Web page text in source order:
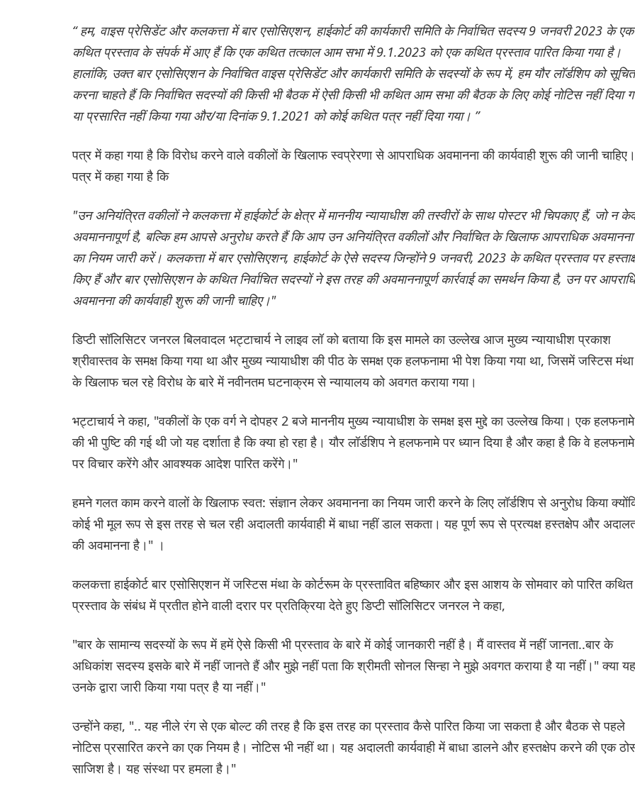
“ हम, वाइस प्रेसिडेंट और कलकत्ता में बार एसोसिएशन, हाईकोर्ट की कार्यकारी समिति के निर्वाचित सदस्य 9 जनवरी 2023 के एक
कथित प्रस्ताव के संपर्क में आए हैं कि एक कथित तत्काल आम सभा में 9.1.2023 को एक कथित प्रस्ताव पारित किया गया है।
हालांकि, उक्त बार एसोसिएशन के निर्वाचित वाइस प्रेसिडेंट और कार्यकारी समिति के सदस्यों के रूप में, हम यौर लॉर्डशिप को सूचित
करना चाहते हैं कि निर्वाचित सदस्यों की किसी भी बैठक में ऐसी किसी भी कथित आम सभा की बैठक के लिए कोई नोटिस नहीं दिया
या प्रसारित नहीं किया गया और/या दिनांक 9.1.2021 को कोई कथित पत्र नहीं दिया गया। ”
पत्र में कहा गया है कि विरोध करने वाले वकीलों के खिलाफ स्वप्रेरणा से आपराधिक अवमानना ​​की कार्यवाही शुरू की जानी चाहिए।
पत्र में कहा गया है कि
"उन अनियंत्रित वकीलों ने कलकत्ता में हाईकोर्ट के क्षेत्र में माननीय न्यायाधीश की तस्वीरों के साथ पोस्टर भी चिपकाए हैं, जो न
अवमाननापूर्ण है, बल्कि हम आपसे अनुरोध करते हैं कि आप उन अनियंत्रित वकीलों और निर्वाचित के खिलाफ आपराधिक अवमानना ​​​​
का नियम जारी करें। कलकत्ता में बार एसोसिएशन, हाईकोर्ट के ऐसे सदस्य जिन्होंने 9 जनवरी, 2023 के कथित प्रस्ताव पर
किए हैं और बार एसोसिएशन के कथित निर्वाचित सदस्यों ने इस तरह की अवमाननापूर्ण कार्रवाई का समर्थन किया है, उन पर
अवमानना ​​की कार्यवाही शुरू की जानी चाहिए।"
डिप्टी सॉलिसिटर जनरल बिलवादल भट्टाचार्य ने लाइव लॉ को बताया कि इस मामले का उल्लेख आज मुख्य न्यायाधीश प्रकाश
श्रीवास्तव के समक्ष किया गया था और मुख्य न्यायाधीश की पीठ के समक्ष एक हलफनामा भी पेश किया गया था, जिसमें जस्टिस मंथा
के खिलाफ चल रहे विरोध के बारे में नवीनतम घटनाक्रम से न्यायालय को अवगत कराया गया।
भट्टाचार्य ने कहा, "वकीलों के एक वर्ग ने दोपहर 2 बजे माननीय मुख्य न्यायाधीश के समक्ष इस मुद्दे का उल्लेख किया। एक हलफनामे
की भी पुष्टि की गई थी जो यह दर्शाता है कि क्या हो रहा है। यौर लॉर्डशिप ने हलफनामे पर ध्यान दिया है और कहा है कि वे हलफनामे
पर विचार करेंगे और आवश्यक आदेश पारित करेंगे।"
हमने गलत काम करने वालों के खिलाफ स्वत: संज्ञान लेकर अवमानना ​​​​का नियम जारी करने के लिए लॉर्डशिप से अनुरोध किया
कोई भी मूल रूप से इस तरह से चल रही अदालती कार्यवाही में बाधा नहीं डाल सकता। यह पूर्ण रूप से प्रत्यक्ष हस्तक्षेप और
की अवमानना ​​​​है।" ।
कलकत्ता हाईकोर्ट बार एसोसिएशन में जस्टिस मंथा के कोर्टरूम के प्रस्तावित बहिष्कार और इस आशय के सोमवार को पारित कथित
प्रस्ताव के संबंध में प्रतीत होने वाली दरार पर प्रतिक्रिया देते हुए डिप्टी सॉलिसिटर जनरल ने कहा,
"बार के सामान्य सदस्यों के रूप में हमें ऐसे किसी भी प्रस्ताव के बारे में कोई जानकारी नहीं है। मैं वास्तव में नहीं जानता..बार के
अधिकांश सदस्य इसके बारे में नहीं जानते हैं और मुझे नहीं पता कि श्रीमती सोनल सिन्हा ने मुझे अवगत कराया है या नहीं।" क्या यह
उनके द्वारा जारी किया गया पत्र है या नहीं।"
उन्होंने कहा, ".. यह नीले रंग से एक बोल्ट की तरह है कि इस तरह का प्रस्ताव कैसे पारित किया जा सकता है और बैठक से पहले
नोटिस प्रसारित करने का एक नियम है। नोटिस भी नहीं था। यह अदालती कार्यवाही में बाधा डालने और हस्तक्षेप करने की एक
साजिश है। यह संस्था पर हमला है।"